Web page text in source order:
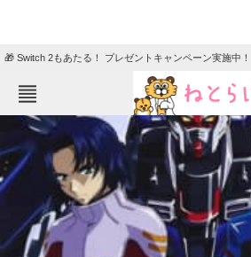
🎁 Switch 2もあたる！ プレゼントキャンペーン実施中！
ねとらぼメニュー
TOP ニュース
エンタメ クイズ
グルメ 地域
住まい 教育・育児